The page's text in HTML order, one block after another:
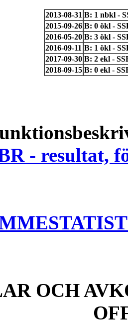
2013-08-31 B: 1 nbkl -
2015-09-26 B: 0 ökl -
2016-05-20 B: 3 ökl -
2016-09-11 B: 1 ökl -
2017-09-30 B: 2 ekl -
2018-09-15 B: 0 ekl -
- resultat,
OCH